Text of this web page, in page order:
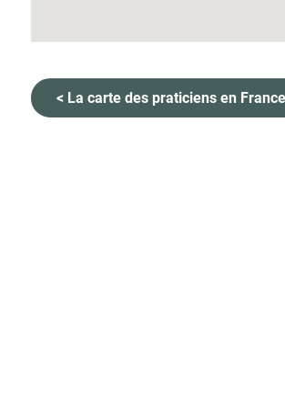
< La carte des praticiens en France